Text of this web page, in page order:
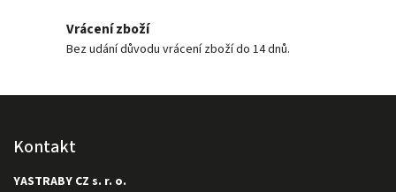
Vrácení zboží
Bez udání důvodu vrácení zboží do 14 dnů.
Kontakt
YASTRABY CZ s. r. o.